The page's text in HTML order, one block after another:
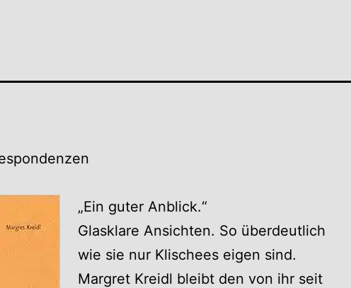
„Ein guter Anblick.“
Glasklare Ansichten. So überdeutlich
wie sie nur Klischees eigen sind.
Margret Kreidl bleibt den von ihr seit